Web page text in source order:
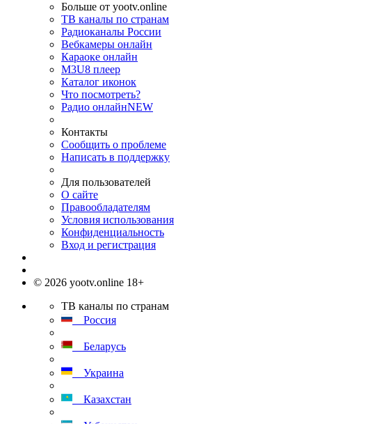
Больше от yootv.online
ТВ каналы по странам
Радиоканалы России
Вебкамеры онлайн
Караоке онлайн
M3U8 плеер
Каталог иконок
Что посмотреть?
Радио онлайнNEW
Контакты
Сообщить о проблеме
Написать в поддержку
Для пользователей
О сайте
Правообладателям
Условия использования
Конфиденциальность
Вход и регистрация
© 2026 yootv.online 18+
ТВ каналы по странам
Россия
Беларусь
Украина
Казахстан